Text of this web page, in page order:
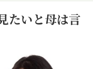
たいと母は言